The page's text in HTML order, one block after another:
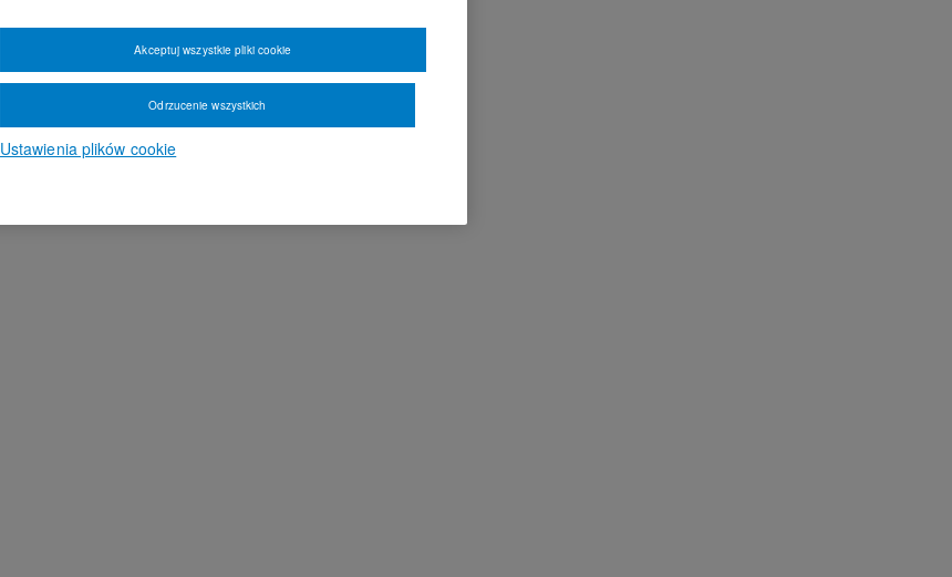
Ustawienia plików cookie
Odrzucenie wszystkich
Akceptuj wszystkie pliki cookie